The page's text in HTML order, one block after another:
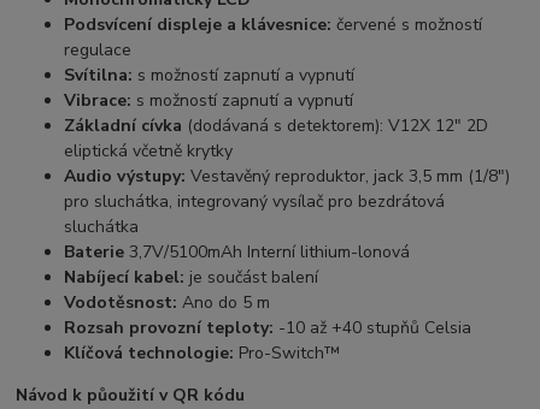
Podsvícení displeje a klávesnice: červené s možností
regulace
Svítilna: s možností zapnutí a vypnutí
Vibrace: s možností zapnutí a vypnutí
Základní cívka (dodávaná s detektorem): V12X 12" 2D
eliptická včetně krytky
Audio výstupy: Vestavěný reproduktor, jack 3,5 mm (1/8")
pro sluchátka, integrovaný vysílač pro bezdrátová
sluchátka
Baterie 3,7V/5100mAh Interní lithium-lonová
Nabíjecí kabel: je součást balení
Vodotěsnost:Ano do 5 m
Rozsah provozní teploty: -10 až +40 stupňů Celsia
Klíčová technologie: Pro-Switch™
Návod k půoužití v QR kódu